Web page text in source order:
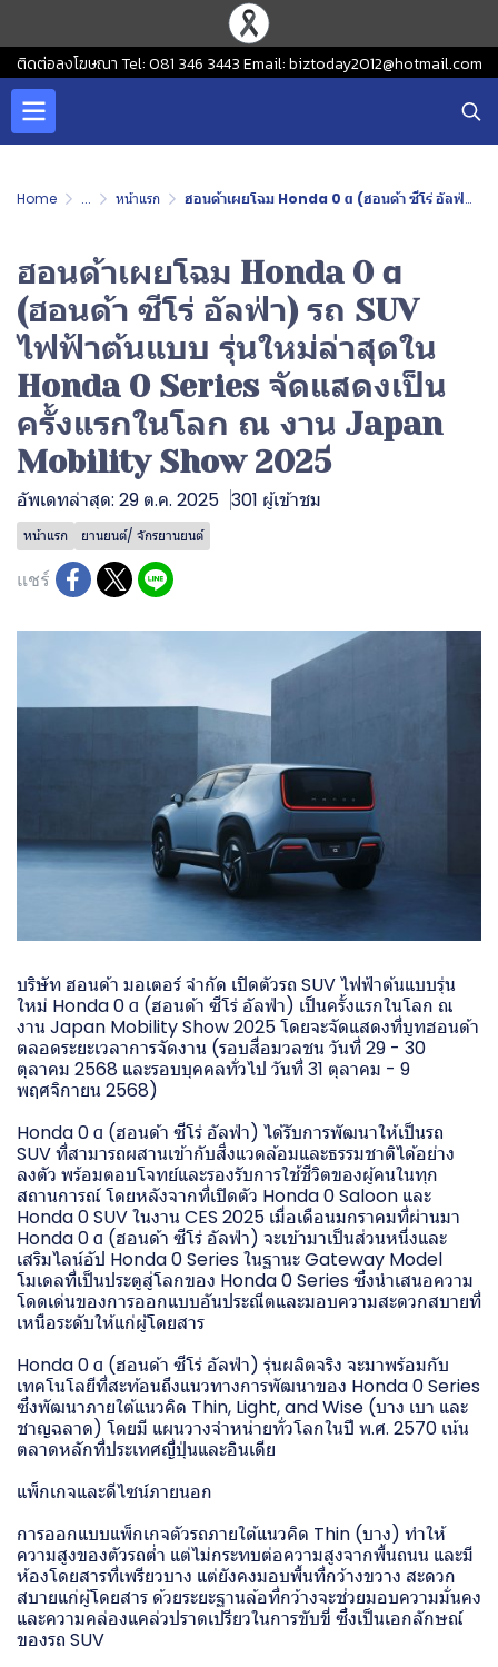
ติดต่อลงโฆษณา Tel: 081 346 3443 Email: biztoday2012@hotmail.com
Home ... หน้าแรก ฮอนด้าเผยโฉม Honda 0 α (ฮอนด้า ซีโร่ อัลฟ่า) รถ SUV ไฟฟ้าต้นแบบ รุ่นใหม่ล่าสุดใน Honda 0 Series จัดแสดงเป็นครั้งแรกในโลก ณ งาน Japan Mobility Show 2025
ฮอนด้าเผยโฉม Honda 0 α
(ฮอนด้า ซีโร่ อัลฟ่า) รถ SUV
ไฟฟ้าต้นแบบ รุ่นใหม่ล่าสุดใน
Honda 0 Series จัดแสดงเป็น
ครั้งแรกในโลก ณ งาน Japan
Mobility Show 2025
อัพเดทล่าสุด: 29 ต.ค. 2025 301 ผู้เข้าชม
หน้าแรก ยานยนต์/ จักรยานยนต์
แชร์
บริษัท ฮอนด้า มอเตอร์ จำกัด เปิดตัวรถ SUV ไฟฟ้าต้นแบบรุ่น
ใหม่ Honda 0 α (ฮอนด้า ซีโร่ อัลฟ่า) เป็นครั้งแรกในโลก ณ
งาน Japan Mobility Show 2025 โดยจะจัดแสดงที่บูทฮอนด้า
ตลอดระยะเวลาการจัดงาน (รอบสื่อมวลชน วันที่ 29 - 30
ตุลาคม 2568 และรอบบุคคลทั่วไป วันที่ 31 ตุลาคม - 9
พฤศจิกายน 2568)
Honda 0 α (ฮอนด้า ซีโร่ อัลฟ่า) ได้รับการพัฒนาให้เป็นรถ
SUV ที่สามารถผสานเข้ากับสิ่งแวดล้อมและธรรมชาติได้อย่าง
ลงตัว พร้อมตอบโจทย์และรองรับการใช้ชีวิตของผู้คนในทุก
สถานการณ์ โดยหลังจากที่เปิดตัว Honda 0 Saloon และ
Honda 0 SUV ในงาน CES 2025 เมื่อเดือนมกราคมที่ผ่านมา
Honda 0 α (ฮอนด้า ซีโร่ อัลฟ่า) จะเข้ามาเป็นส่วนหนึ่งและ
เสริมไลน์อัป Honda 0 Series ในฐานะ Gateway Model
โมเดลที่เป็นประตูสู่โลกของ Honda 0 Series ซึ่งนำเสนอความ
โดดเด่นของการออกแบบอันประณีตและมอบความสะดวกสบายที่
เหนือระดับให้แก่ผู้โดยสาร
Honda 0 α (ฮอนด้า ซีโร่ อัลฟ่า) รุ่นผลิตจริง จะมาพร้อมกับ
เทคโนโลยีที่สะท้อนถึงแนวทางการพัฒนาของ Honda 0 Series
ซึ่งพัฒนาภายใต้แนวคิด Thin, Light, and Wise (บาง เบา และ
ชาญฉลาด) โดยมี แผนวางจำหน่ายทั่วโลกในปี พ.ศ. 2570 เน้น
ตลาดหลักที่ประเทศญี่ปุ่นและอินเดีย
แพ็กเกจและดีไซน์ภายนอก
การออกแบบแพ็กเกจตัวรถภายใต้แนวคิด Thin (บาง) ทำให้
ความสูงของตัวรถต่ำ แต่ไม่กระทบต่อความสูงจากพื้นถนน และมี
ห้องโดยสารที่เพรียวบาง แต่ยังคงมอบพื้นที่กว้างขวาง สะดวก
สบายแก่ผู้โดยสาร ด้วยระยะฐานล้อที่กว้างจะช่วยมอบความมั่นคง
และความคล่องแคล่วปราดเปรียวในการขับขี่ ซึ่งเป็นเอกลักษณ์
ของรถ SUV